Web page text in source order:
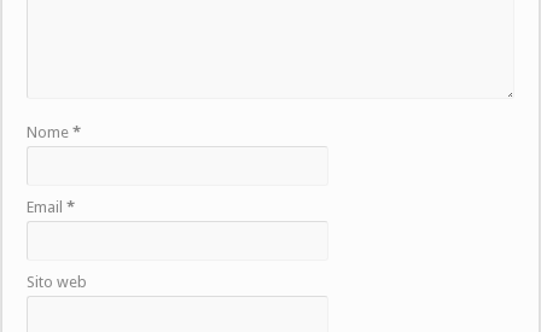
Nome*
Email*
Sito web